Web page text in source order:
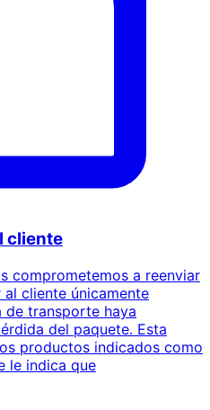
cliente
comprometemos a reenviar
cliente únicamente
de transporte haya
del paquete. Esta
productos indicados como
le indica que